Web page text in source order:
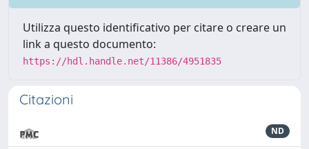
Utilizza questo identificativo per citare o creare un
link a questo documento:
https://hdl.handle.net/11386/4951835
Citazioni
ND